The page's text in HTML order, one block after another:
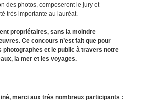
des photos, composeront le jury et
très importante au lauréat.
propriétaires, sans la moindre
Ce concours n’est fait que pour
photographes et le public à travers notre
la mer et les voyages.
merci aux très nombreux participants :